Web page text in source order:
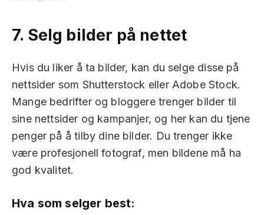
7. Selg bilder på nettet
Hvis du liker å ta bilder, kan du selge disse på
nettsider som Shutterstock eller Adobe Stock.
Mange bedrifter og bloggere trenger bilder til
sine nettsider og kampanjer, og her kan du tjene
penger på å tilby dine bilder. Du trenger ikke
være profesjonell fotograf, men bildene må ha
god kvalitet.
Hva som selger best: